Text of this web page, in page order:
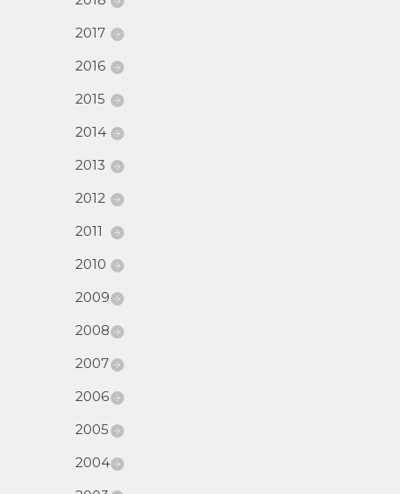
2017
2016
2015
2014
2013
2012
2011
2010
2009
2008
2007
2006
2005
2004